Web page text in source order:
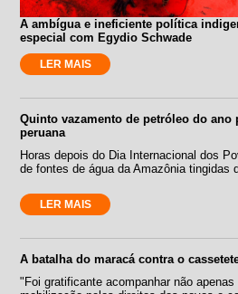
A ambígua e ineficiente política
especial com Egydio Schwade
LER MAIS
Quinto vazamento de petróleo do ano
peruana
Horas depois do Dia Internacional dos
de fontes de água da Amazônia tingidas
LER MAIS
A batalha do maracá contra o
"Foi gratificante acompanhar não